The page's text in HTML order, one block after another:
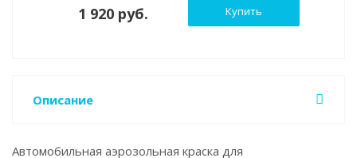
1 920 руб. Купить
Описание
Автомобильная аэрозольная краска для